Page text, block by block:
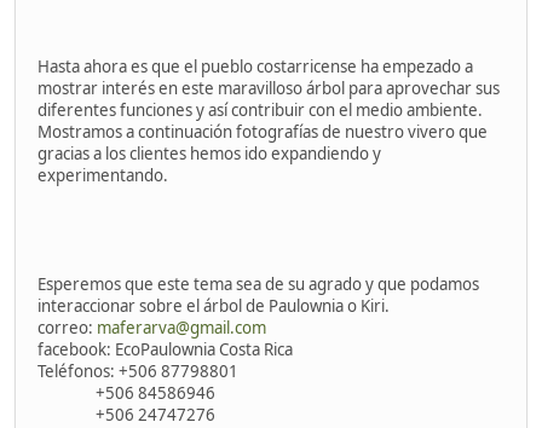
Hasta ahora es que el pueblo costarricense ha empezado a
mostrar interés en este maravilloso árbol para aprovechar sus
diferentes funciones y así contribuir con el medio ambiente.
Mostramos a continuación fotografías de nuestro vivero que
gracias a los clientes hemos ido expandiendo y
experimentando.
Esperemos que este tema sea de su agrado y que podamos
interaccionar sobre el árbol de Paulownia o Kiri.
correo: maferarva@gmail.com
facebook: EcoPaulownia Costa Rica
Teléfonos: +506 87798801
+506 84586946
+506 24747276